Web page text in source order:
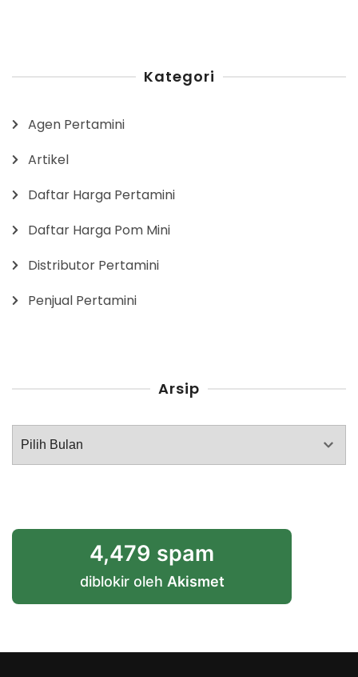
Kategori
Agen Pertamini
Artikel
Daftar Harga Pertamini
Daftar Harga Pom Mini
Distributor Pertamini
Penjual Pertamini
Arsip
Arsip
4,479 spam
diblokir oleh Akismet